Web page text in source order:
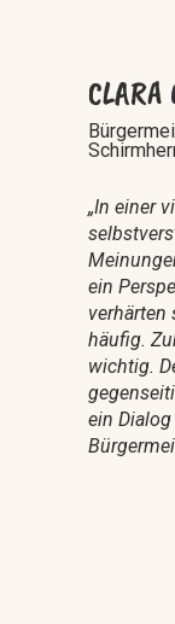
CLARA
„In einer
ein
verhärten
häufig.
wichtig.
ein